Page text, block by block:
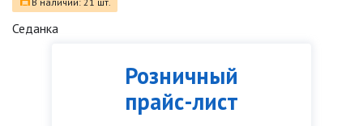
Розничный
прайс-лист
Седанка